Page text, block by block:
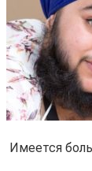
Имеется